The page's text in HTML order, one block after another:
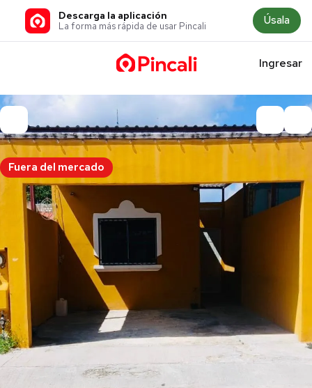
Descarga la aplicación
La forma más rápida de usar Pincali Úsala
Ingresar
Fuera del mercado